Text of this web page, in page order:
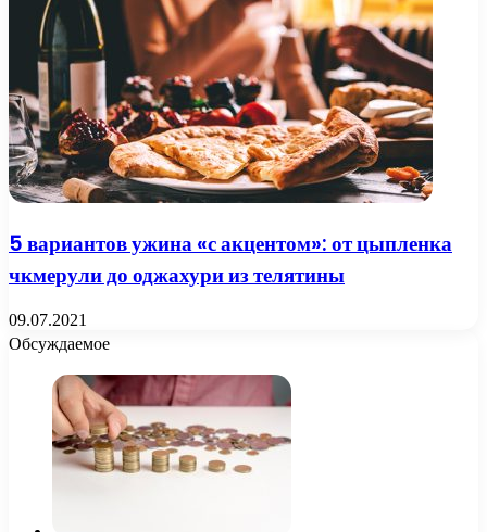
5 вариантов ужина «с акцентом»: от цыпленка
чкмерули до оджахури из телятины
09.07.2021
Обсуждаемое